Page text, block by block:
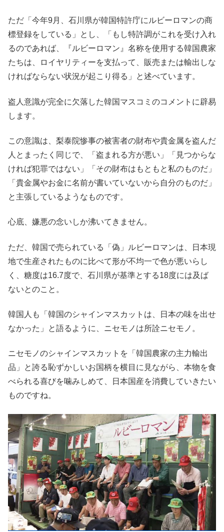
ただ「今年9月、石川県が韓国特許庁にルビーロマンの商
標登録をしている」とし、「もし特許調がこれを受け入れ
るのであれば、『ルビーロマン』名称を使用する韓国農家
たちは、ロイヤリティーを支払って、販売または輸出しな
ければならない状況が起こり得る」と述べています。
盗人意識が完全に欠落した韓国マスコミのコメントに辟易
します。
この意識は、梨泰院惨事の被害者の財布や貴金属を盗んだ
人とまったく同じで、「盗まれる方が悪い」「見つからな
ければ犯罪ではない」「その財布はもともと私のものだ」
「貴金属やお金に名前が書いていないから自分のものだ」
と主張しているようなものです。
心底、嫌悪の念いしか沸いてきません。
ただ、韓国で売られている「偽」ルビーロマンは、日本現
地で生産されたものに比べて形が不均一で色が悪いらし
く、糖度は16.7度で、石川県が基準とする18度には及ば
ないとのこと。
韓国人も「韓国のシャインマスカットは、日本の味を出せ
なかった」と語るように、ニセモノは所詮ニセモノ。
ニセモノのシャインマスカットを「韓国農家の主力輸出
品」と誇る恥ずかしいお国柄を横目に見ながら、本物を食
べられる喜びを噛みしめて、日本国産を消費していきたい
ものですね。